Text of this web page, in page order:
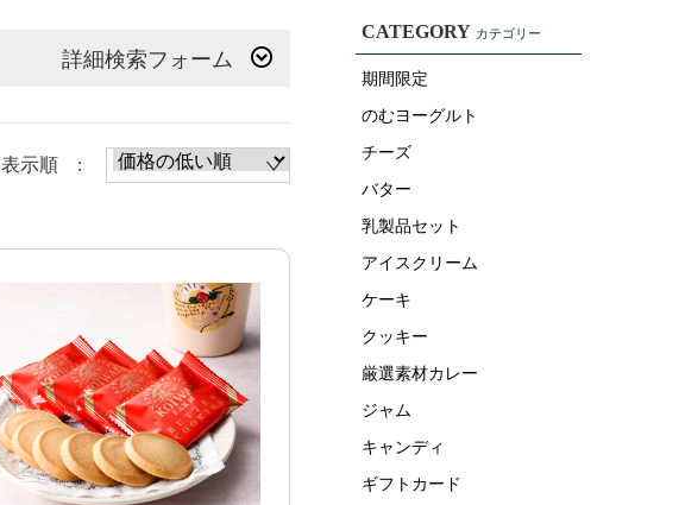
詳細検索フォーム
表示順 :
CATEGORY カテゴリー
期間限定
のむヨーグルト
チーズ
バター
乳製品セット
アイスクリーム
ケーキ
クッキー
厳選素材カレー
ジャム
キャンディ
ギフトカード